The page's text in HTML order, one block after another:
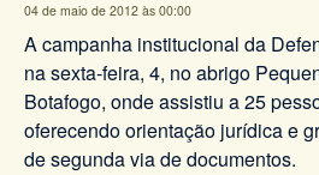
04 de maio de 2012 às 00:00
A campanha institucional da
na sexta-feira, 4, no abrigo
Botafogo, onde assistiu a 25
oferecendo orientação jurídica e
de segunda via de documentos.